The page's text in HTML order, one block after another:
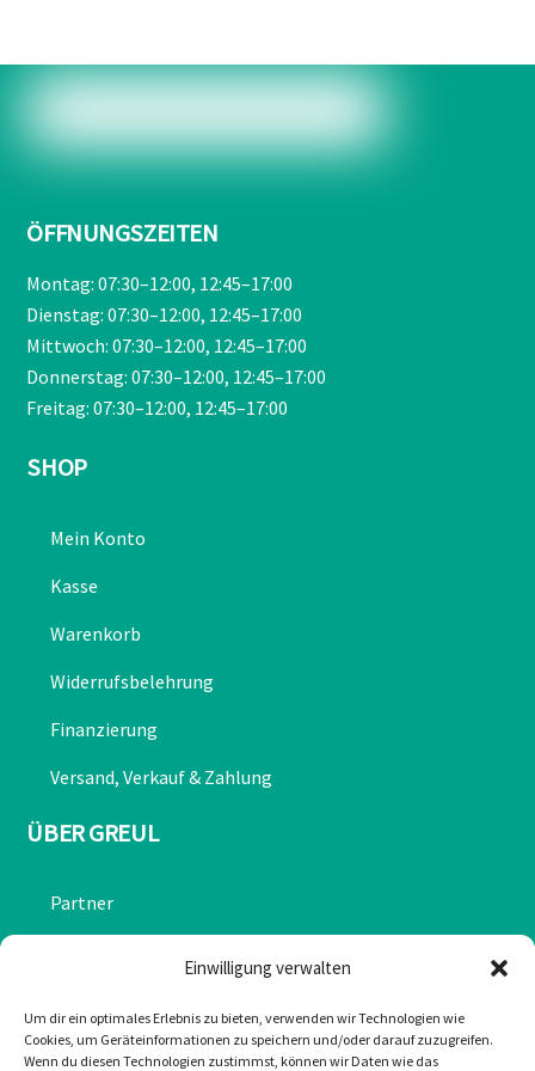
Einwilligung verwalten
Um dir ein optimales Erlebnis zu bieten, verwenden wir Technologien wie
Cookies, um Geräteinformationen zu speichern und/oder darauf zuzugreifen.
Wenn du diesen Technologien zustimmst, können wir Daten wie das
ÖFFNUNGSZEITEN
Montag: 07:30–12:00, 12:45–17:00
Dienstag: 07:30–12:00, 12:45–17:00
Mittwoch: 07:30–12:00, 12:45–17:00
Donnerstag: 07:30–12:00, 12:45–17:00
Freitag: 07:30–12:00, 12:45–17:00
SHOP
Mein Konto
Kasse
Warenkorb
Widerrufsbelehrung
Finanzierung
Versand, Verkauf & Zahlung
ÜBER GREUL
Partner
Impressum